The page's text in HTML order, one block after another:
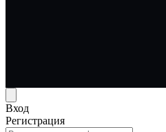
Вход
Регистрация